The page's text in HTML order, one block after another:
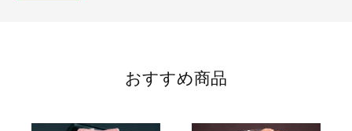
おすすめ商品